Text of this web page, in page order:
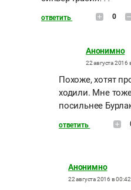
ответить 0
Анонимно
22 августа 2016
Похоже, хотят
ходили. Мне
посильнее
ответить
Анонимно
22 августа 2016 в 00:42